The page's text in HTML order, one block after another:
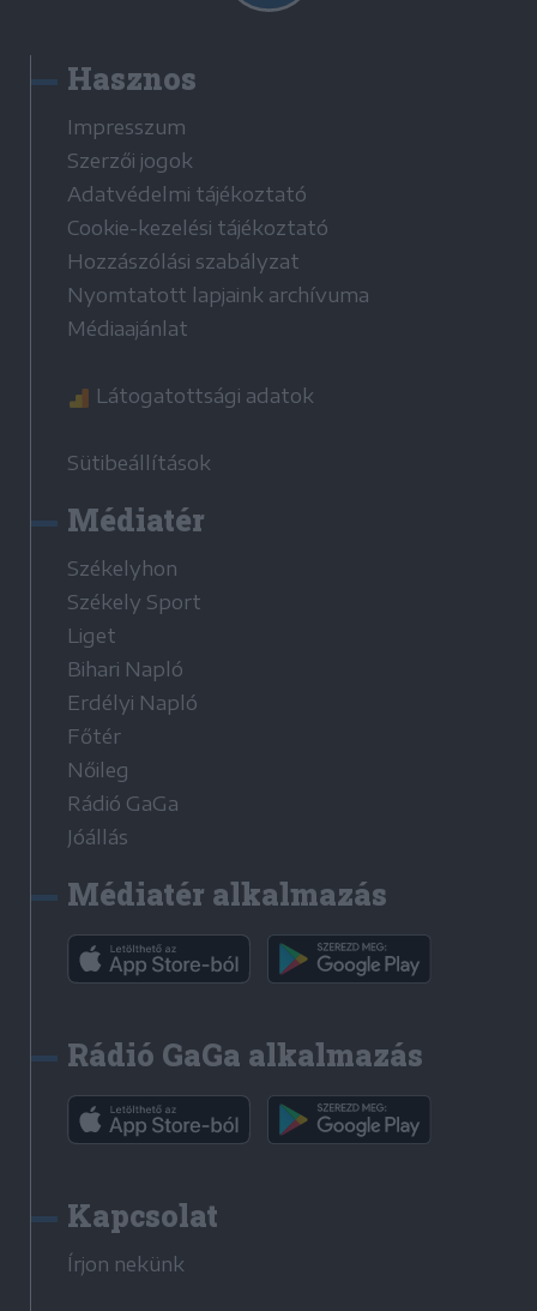
Hasznos
Impresszum
Szerzői jogok
Adatvédelmi tájékoztató
Cookie-kezelési tájékoztató
Hozzászólási szabályzat
Nyomtatott lapjaink archívuma
Médiaajánlat
Látogatottsági adatok
Sütibeállítások
Médiatér
Székelyhon
Székely Sport
Liget
Bihari Napló
Erdélyi Napló
Főtér
Nőileg
Rádió GaGa
Jóállás
Médiatér alkalmazás
Rádió GaGa alkalmazás
Kapcsolat
Írjon nekünk